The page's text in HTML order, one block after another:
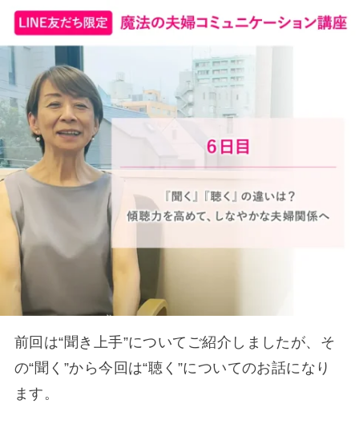
前回は“聞き上手”についてご紹介しましたが、そ
の“聞く”から今回は“聴く”についてのお話になり
ます。